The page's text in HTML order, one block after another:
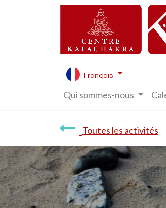
Français
Qui sommes-nous
Toutes les activités